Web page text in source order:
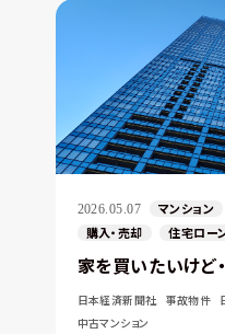
2026.05.07 マンション
購入・売却
住宅ロー
家を買いたいけど・
日本経済新聞社 事故物件
中古マンション